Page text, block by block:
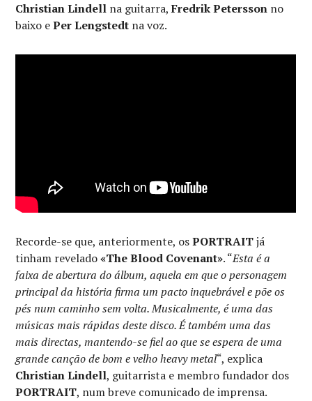
Christian Lindell na guitarra,Fredrik Petersson no
baixo ePer Lengstedt na voz.
Recorde-se que, anteriormente, osPORTRAITjá
tinham revelado«The Blood Covenant». “Esta é a
faixa de abertura do álbum, aquela em que o personagem
principal da história firma um pacto inquebrável e põe os
pés num caminho sem volta. Musicalmente, é uma das
músicas mais rápidas deste disco. É também uma das
mais directas, mantendo-se fiel ao que se espera de uma
grande canção de bom e velho heavy metal“, explica
Christian Lindell, guitarrista e membro fundador dos
PORTRAIT, num breve comunicado de imprensa.